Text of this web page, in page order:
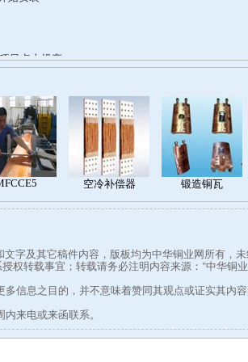
字及其它稿件内容，版板均为中华铜业网所有，
权转载事宜；转载请务必注明内容来源："中华铜
信息之目的，并不意味着赞同其观点或证实其内
来电或来函联系。